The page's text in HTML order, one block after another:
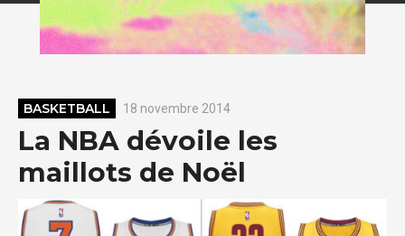
BASKETBALL 18 novembre 2014
La NBA dévoile les
maillots de Noël